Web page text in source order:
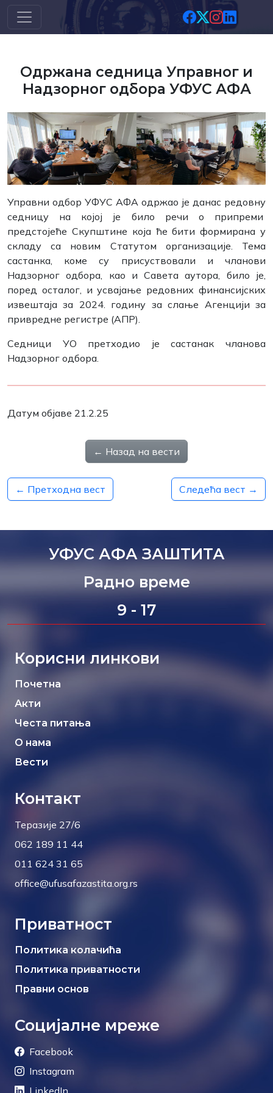
Скип то маин цонтент
Одржана седница Управног и
Надзорног одбора УФУС АФА
Управни одбор УФУС АФА одржао је данас редовну
седницу на којој је било речи о припреми
предстојеће Скупштине која ће бити формирана у
складу са новим Статутом организације. Тема
састанка, коме су присуствовали и чланови
Надзорног одбора, као и Савета аутора, било је,
поред осталог, и усвајање редовних финансијских
извештаја за 2024. годину за слање Агенцији за
привредне регистре (АПР).
Седници УО претходио је састанак чланова
Надзорног одбора.
Датум објаве 21.2.25
← Назад на вести
← Претходна вест Следећа вест →
УФУС АФА ЗАШТИТА
Радно време
9 - 17
Корисни линкови
Почетна
Акти
Честа питања
О нама
Вести
Контакт
Теразије 27/6
062 189 11 44
011 624 31 65
office@ufusafazastita.org.rs
Приватност
Политика колачића
Политика приватности
Правни основ
Социјалне мреже
Facebook
Instagram